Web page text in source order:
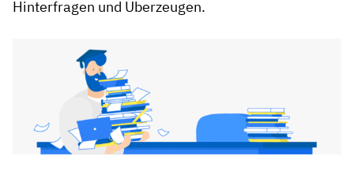
Hinterfragen und Überzeugen.